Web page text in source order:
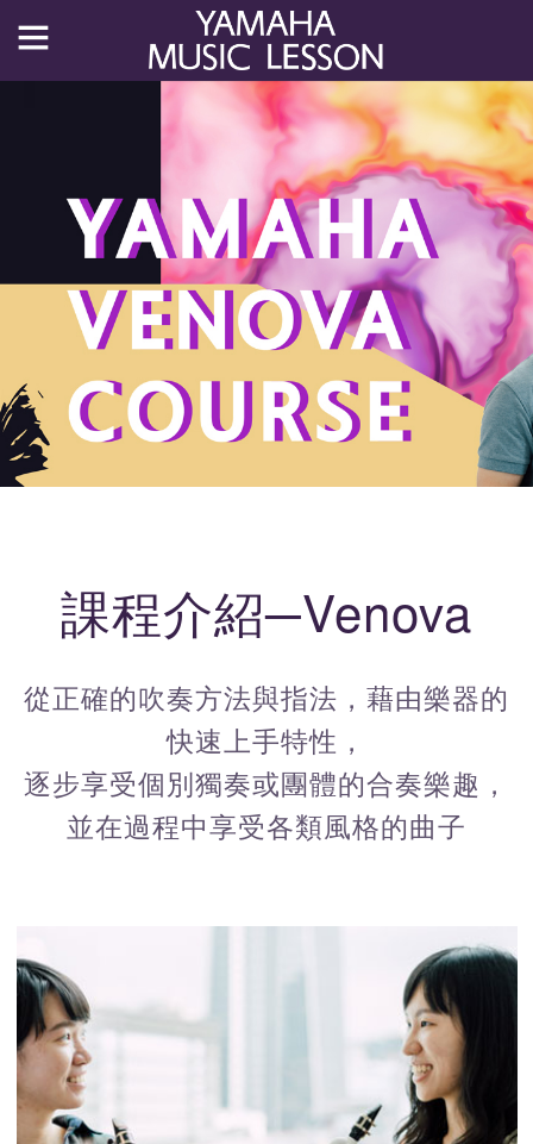
課程介紹─Venova
從正確的吹奏方法與指法，藉由樂器的
快速上手特性，
逐步享受個別獨奏或團體的合奏樂趣，
並在過程中享受各類風格的曲子